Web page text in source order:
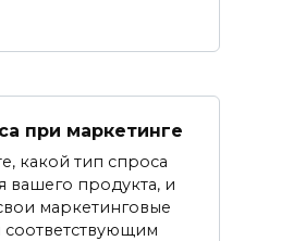
при маркетинге
какой тип спроса
вашего продукта, и
маркетинговые
соответствующим